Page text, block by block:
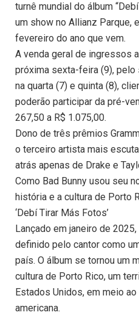
turnê mundial do álbum
um show no Allianz Parque,
fevereiro do ano que vem.
A venda geral de ingressos
próxima sexta-feira (9),
na quarta (7) e quinta (8),
poderão participar da pré-
267,50 a R$ 1.075,00.
Dono de três prêmios
o terceiro artista mais
atrás apenas de Drake e
Como Bad Bunny usou seu
história e a cultura de Porto
‘Debí Tirar Más Fotos’
Lançado em janeiro de
definido pelo cantor como
país. O álbum se tornou um
cultura de Porto Rico, um
Estados Unidos, em meio
americana.